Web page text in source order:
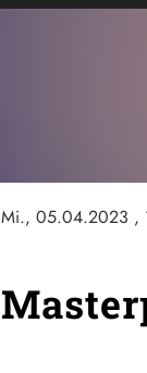
Mi., 05.04.2023 ,